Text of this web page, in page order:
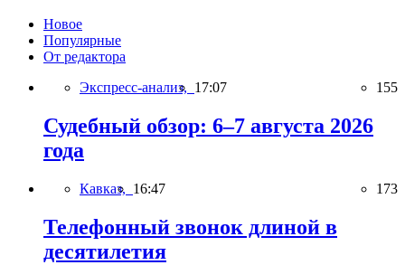
Новое
Популярные
От редактора
Экспресс-анализ, 17:07 155
Судебный обзор: 6–7 августа 2026
года
Кавказ, 16:47 173
Телефонный звонок длиной в
десятилетия